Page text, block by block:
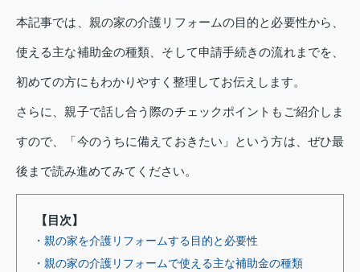
本記事では、親の家の介護リフォームの目的と必要性から、
使える主な補助金の種類、そして申請手続きの流れまでを、
初めての方にもわかりやすく整理してお伝えします。
さらに、親子で話し合う際のチェックポイントもご紹介しま
すので、「今のうちに備えておきたい」という方は、ぜひ最
後まで読み進めてみてください。
【目次】
・親の家を介護リフォームする目的と必要性
・親の家の介護リフォームで使える主な補助金の種類